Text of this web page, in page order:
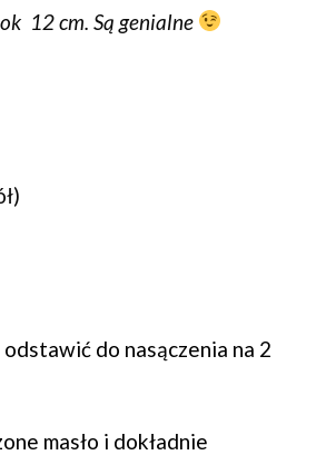
12 cm. Są genialne
do nasączenia na 2
masło i dokładnie